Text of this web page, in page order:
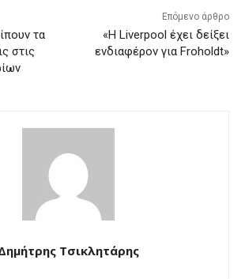
τα
στις
Επόμενο άρθρο
«Η Liverpool έχει δείξει
ενδιαφέρον για Froholdt»
Τσικλητάρης